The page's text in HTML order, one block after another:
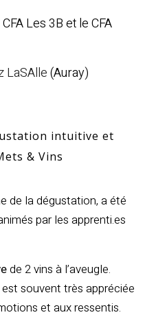
Les 3B et le CFA
LaSAlle(Auray)
intuitive et
& Vins
de la dégustation, a été
par les apprenti.es
de 2 vins à l’aveugle.
souvent très appréciée
et aux ressentis.